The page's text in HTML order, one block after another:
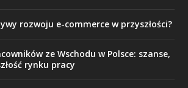
rozwoju e-commerce w przyszłości?
ze Wschodu w Polsce: szanse,
rynku pracy